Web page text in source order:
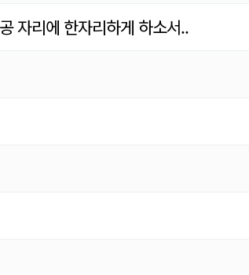
자리에 한자리하게 하소서..